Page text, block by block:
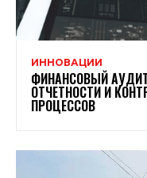
ИННОВАЦИИ
ФИНАНСОВЫЙ
ОТЧЕТНОСТИ И
ПРОЦЕССОВ